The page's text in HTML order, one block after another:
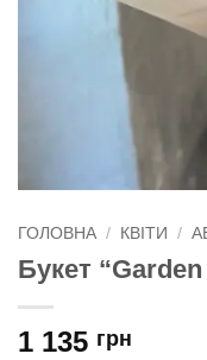
ГОЛОВНА / КВІТИ /
Букет
1 135 грн